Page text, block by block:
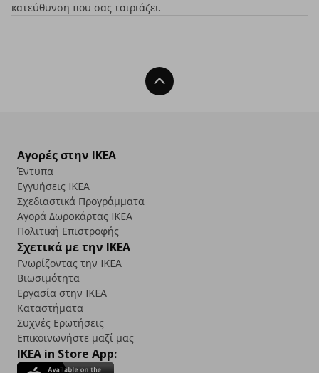
κατεύθυνση που σας ταιριάζει.
Back To Top
Αγορές στην IKEA
Έντυπα
Εγγυήσεις IKEA
Σχεδιαστικά Προγράμματα
Αγορά Δωρoκάρτας IKEA
Πολιτική Επιστροφής
Σχετικά με την IKEA
Γνωρίζοντας την IKEA
Βιωσιμότητα
Εργασία στην IKEA
Καταστήματα
Συχνές Ερωτήσεις
Επικοινωνήστε μαζί μας
IKEA in Store App: